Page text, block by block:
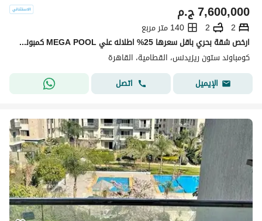
ج.م7,600,000
2
2
140 متر مربع
ارخص شقة بحري باقل سعرها 25% اطلاله علي MEGA POOL كمبوند ستون ريزيدنس التجمع الخامس | Stone Residence دقايق الي ماونتن فيو و ميفيدا و بالم هيلز و AUC
كومباوند ستون ريزيدنس، القطامية، القاهرة
الإيميل
اتصل